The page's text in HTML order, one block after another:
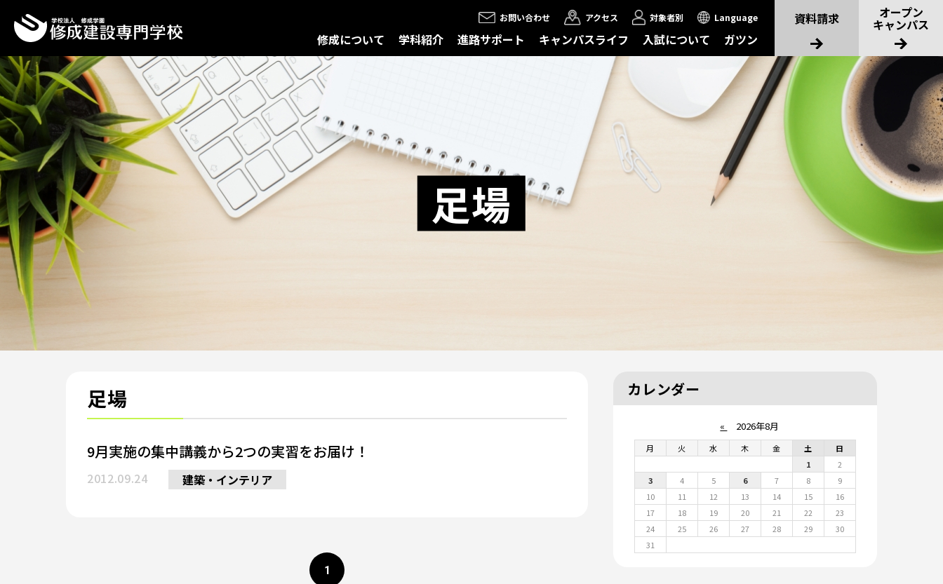
お問い合わせ アクセス 対象者別 Language
修成について 学科紹介 進路サポート キャンパスライフ 入試について ガツン
資料請求 オープン
キャンパス
足場
足場
9月実施の集中講義から2つの実習をお届け！
2012.09.24 建築・インテリア
1
カレンダー
« 2026年8月
月 火 水 木 金 土
日
1
2
3
4 5 6 7 8
9
10
11 12 13 14 15
16
17
18 19 20 21 22
23
24
25 26 27 28 29
30
31